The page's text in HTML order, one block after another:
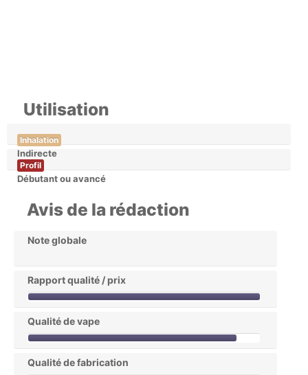
Utilisation
Inhalation
Indirecte
Profil
Débutant ou avancé
Avis de la rédaction
Note globale
Rapport qualité / prix
Qualité de vape
Qualité de fabrication